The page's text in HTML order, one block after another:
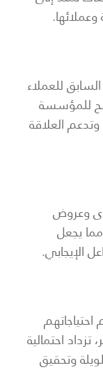
للعملاء
للمؤسسة
العلاقة
وعروض
يجعل
الإيجابي.
احتمالية
وتحقيق